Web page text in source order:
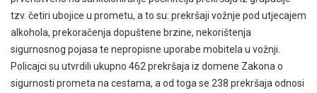
tzv. četiri ubojice u prometu, a to su: prekršaji vožnje pod utjecajem
alkohola, prekoračenja dopuštene brzine, nekorištenja
sigurnosnog pojasa te nepropisne uporabe mobitela u vožnji.
Policajci su utvrdili ukupno 462 prekršaja iz domene Zakona o
sigurnosti prometa na cestama, a od toga se 238 prekršaja odnosi